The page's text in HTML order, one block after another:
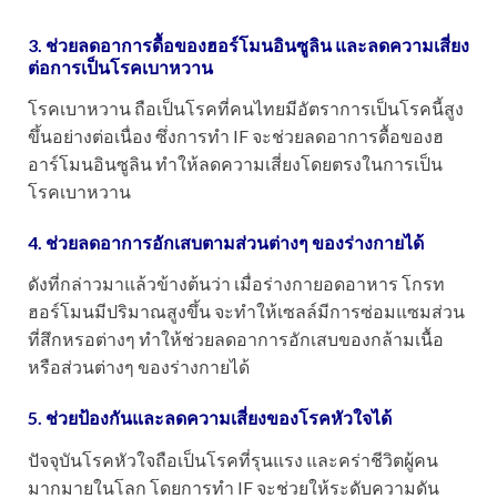
3. ช่วยลดอาการดื้อของฮอร์โมนอินซูลิน และลดความเสี่ยง
ต่อการเป็นโรคเบาหวาน
โรคเบาหวาน ถือเป็นโรคที่คนไทยมีอัตราการเป็นโรคนี้สูง
ขึ้นอย่างต่อเนื่อง ซึ่งการทำ IF จะช่วยลดอาการดื้อของฮ
อาร์โมนอินซูลิน ทำให้ลดความเสี่ยงโดยตรงในการเป็น
โรคเบาหวาน
4. ช่วยลดอาการอักเสบตามส่วนต่างๆ ของร่างกายได้
ดังที่กล่าวมาแล้วข้างต้นว่า เมื่อร่างกายอดอาหาร โกรท
ฮอร์โมนมีปริมาณสูงขึ้น จะทำให้เซลล์มีการซ่อมแซมส่วน
ที่สึกหรอต่างๆ ทำให้ช่วยลดอาการอักเสบของกล้ามเนื้อ
หรือส่วนต่างๆ ของร่างกายได้
5. ช่วยป้องกันและลดความเสี่ยงของโรคหัวใจได้
ปัจจุบันโรคหัวใจถือเป็นโรคที่รุนแรง และคร่าชีวิตผู้คน
มากมายในโลก โดยการทำ IF จะช่วยให้ระดับความดัน